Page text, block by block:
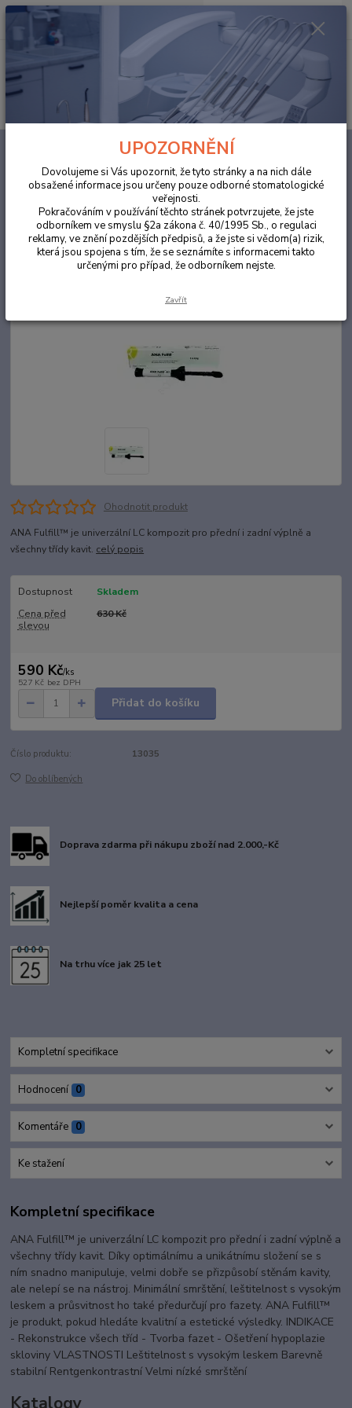
Hledat
za 0,00 Kč
ANA Fulfill™ 4,5g A3,5 světlem tuhnoucí,
ANA Fulfill™ 4,5g A3,5 světlem
tuhnoucí, rentgenkontrastní
univerzální výplňový kompozit
Ohodnotit produkt
ANA Fulfill™ je univerzální LC kompozit pro přední i zadní výplně a
všechny třídy kavit. celý popis
Dostupnost
Skladem
Cena před
slevou
630 Kč
590 Kč/ks
527 Kč bez DPH
Přidat do košíku
Číslo produktu: 13035
Do oblíbených
Doprava zdarma při nákupu zboží nad 2.000,-Kč
Nejlepší poměr kvalita a cena
Na trhu více jak 25 let
Kompletní specifikace
Hodnocení 0
Komentáře 0
Ke stažení
Kompletní specifikace
ANA Fulfill™ je univerzální LC kompozit pro přední i zadní výplně a
všechny třídy kavit. Díky optimálnímu a unikátnímu složení se s
ním snadno manipuluje, velmi dobře se přizpůsobí stěnám kavity,
ale nelepí se na nástroj. Minimální smrštění, leštitelnost s vysokým
leskem a průsvitnost ho také předurčují pro fazety. ANA Fulfill™
je produkt, pokud hledáte kvalitní a estetické výsledky. INDIKACE
- Rekonstrukce všech tříd - Tvorba fazet - Ošetření hypoplazie
skloviny VLASTNOSTI Leštitelnost s vysokým leskem Barevně
stabilní Rentgenkontrastní Velmi nízké smrštění
Katalogy
UPOZORNĚNÍ
Dovolujeme si Vás upozornit, že tyto stránky a na nich dále
obsažené informace jsou určeny pouze odborné stomatologické
veřejnosti.
Pokračováním v používání těchto stránek potvrzujete, že jste
odborníkem ve smyslu §2a zákona č. 40/1995 Sb., o regulaci
reklamy, ve znění pozdějších předpisů, a že jste si vědom(a) rizik,
která jsou spojena s tím, že se seznámíte s informacemi takto
určenými pro případ, že odborníkem nejste.
Zavřít